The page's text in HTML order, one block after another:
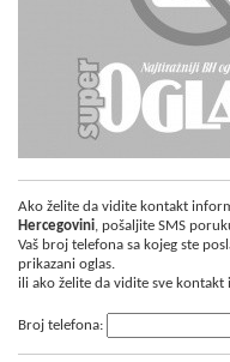
Ako želite da vidite kontakt
Hercegovini, pošaljite SMS
Vaš broj telefona sa kojeg ste
prikazani oglas.
ili ako želite da vidite sve kontakt
Broj telefona: